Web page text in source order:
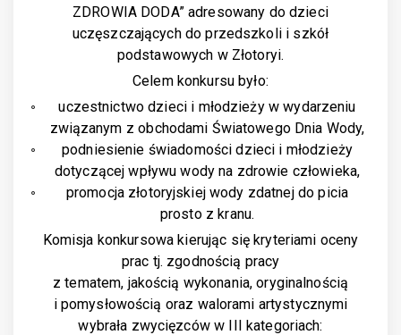
ZDROWIA DODA” adresowany do dzieci
uczęszczających do przedszkoli i szkół
podstawowych w Złotoryi.
Celem konkursu było:
uczestnictwo dzieci i młodzieży w wydarzeniu
związanym z obchodami Światowego Dnia Wody,
podniesienie świadomości dzieci i młodzieży
dotyczącej wpływu wody na zdrowie człowieka,
promocja złotoryjskiej wody zdatnej do picia
prosto z kranu.
Komisja konkursowa kierując się kryteriami oceny
prac tj. zgodnością pracy
z tematem, jakością wykonania, oryginalnością
i pomysłowością oraz walorami artystycznymi
wybrała zwycięzców w III kategoriach: